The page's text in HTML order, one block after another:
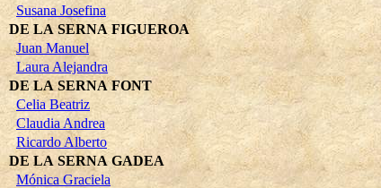
Susana Josefina
DE LA SERNA FIGUEROA
Juan Manuel
Laura Alejandra
DE LA SERNA FONT
Celia Beatriz
Claudia Andrea
Ricardo Alberto
DE LA SERNA GADEA
Mónica Graciela